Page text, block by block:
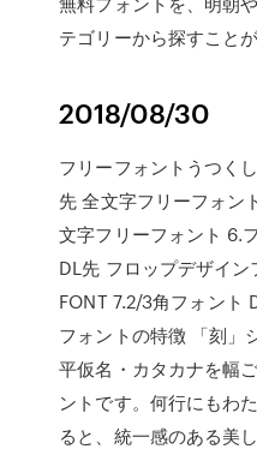
テゴリーから探すこと
2018/08/30
フリーフォントうつく
先 全文字フリーフォン
文字フリーフォント 6.
DL先 フロップデザイ
FONT 7.2/3角フォント
フォントの特徴 「刻」
平仮名・カタカナを幅
ントです。何行にもわ
ると、統一感のある美